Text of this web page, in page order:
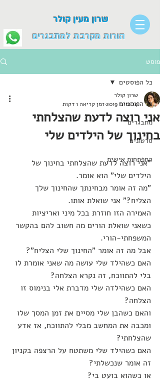
הורות מקרבת למתבגרים
שרון מעין קולר
פוסט
כל הפוסטים
מתבגרים
סרטונים
התפתחות אישית
כל הפוסטים
אני רוצה לדעת שהצלחתי
בחינוך של הילדים שלי
שרון קולר
14 ביוני 2019
זמן קריאה 1 דקות
"אני רוצה לדעת שהצלחתי בחינוך של
הילדים שלי" הוא אומר.
"מה זה אומר מבחינתך שהחינוך שלך
הצליח?" אני שואלת אותו.
האמירה הזו חוזרת בכל מיני ואריציות
כשאני שואלת הורים מה חשוב להם בהקשר
המשפחתי-הורי.
אבל מה זה אומר "החינוך שלי הצליח"?
האם כשהילד שלי עושה מה שאני אומרת לו
בלי להתווכח, זה נקרא הצלחה?
האם כשהילדה שלי מדברת אלי בנימוס זו
הצלחה?
והאם כשהבן שלי מסיים את זמן המסך שלו
ומכבה את המחשב מבלי להתווכח, אז אדע
שהצלחתי?
האם כשהילד שלי משתטח על הרצפה בקניון
זה אומר שנכשלתי?
או כשהוא בועט בי?